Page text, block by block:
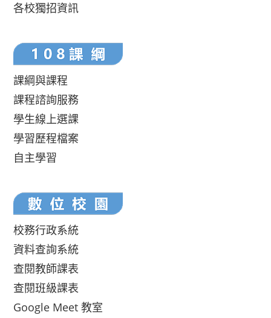
各校獨招資訊
課綱與課程
課程諮詢服務
學生線上選課
學習歷程檔案
自主學習
校務行政系統
資料查詢系統
查閱教師課表
查閱班級課表
Google Meet 教室